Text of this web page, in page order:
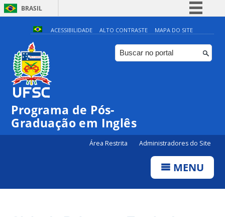
BRASIL
Simplifique!
Comunica BR
Participe
ACESSIBILIDADE ALTO CONTRASTE MAPA DO SITE
Programa de Pós-
Graduação em Inglês
Área Restrita Administradores do Site
MENU